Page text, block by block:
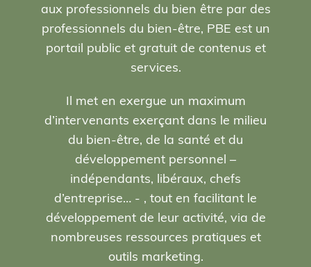
aux professionnels du bien être par des
professionnels du bien-être, PBE est un
portail public et gratuit de contenus et
services.
Il met en exergue un maximum
d’intervenants exerçant dans le milieu
du bien-être, de la santé et du
développement personnel –
indépendants, libéraux, chefs
d’entreprise… - , tout en facilitant le
développement de leur activité, via de
nombreuses ressources pratiques et
outils marketing.